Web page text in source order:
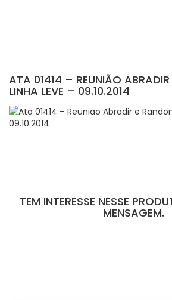
ATA 01414 – REUNIÃO
LINHA LEVE – 09.10.2014
TEM INTERESSE NESSE
MENSAGEM.